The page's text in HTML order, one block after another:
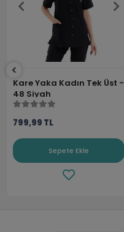
Kare Yaka Kadın Tek Üst -
48 Siyah
799,99 TL
Sepete Ekle